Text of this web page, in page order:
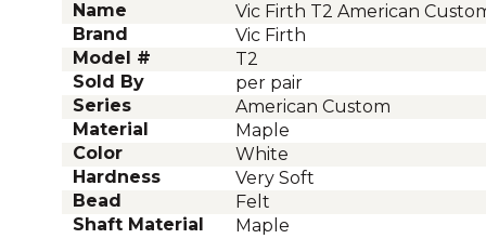
Name
Vic Firth T2 American
Brand
Vic Firth
Model #
T2
Sold By
per pair
Series
American Custom
Material
Maple
Color
White
Hardness
Very Soft
Bead
Felt
Shaft Material
Maple